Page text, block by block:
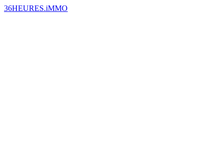
36HEURES.iMMO